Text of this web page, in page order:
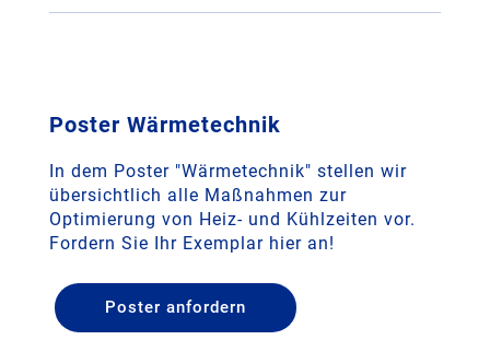
Poster Wärmetechnik
In dem Poster "Wärmetechnik" stellen wir
übersichtlich alle Maßnahmen zur
Optimierung von Heiz- und Kühlzeiten vor.
Fordern Sie Ihr Exemplar hier an!
Poster anfordern